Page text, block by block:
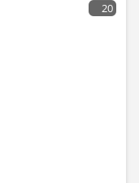
20